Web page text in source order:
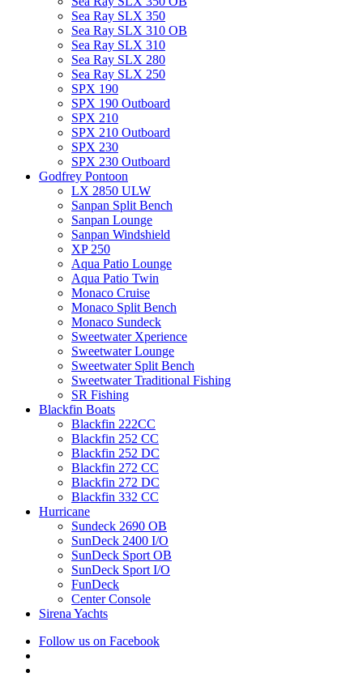
Sea Ray SLX 350
Sea Ray SLX 310 OB
Sea Ray SLX 310
Sea Ray SLX 280
Sea Ray SLX 250
SPX 190
SPX 190 Outboard
SPX 210
SPX 210 Outboard
SPX 230
SPX 230 Outboard
Godfrey Pontoon
LX 2850 ULW
Sanpan Split Bench
Sanpan Lounge
Sanpan Windshield
XP 250
Aqua Patio Lounge
Aqua Patio Twin
Monaco Cruise
Monaco Split Bench
Monaco Sundeck
Sweetwater Xperience
Sweetwater Lounge
Sweetwater Split Bench
Sweetwater Traditional Fishing
SR Fishing
Blackfin Boats
Blackfin 222CC
Blackfin 252 CC
Blackfin 252 DC
Blackfin 272 CC
Blackfin 272 DC
Blackfin 332 CC
Hurricane
Sundeck 2690 OB
SunDeck 2400 I/O
SunDeck Sport OB
SunDeck Sport I/O
FunDeck
Center Console
Sirena Yachts
Follow us on Facebook